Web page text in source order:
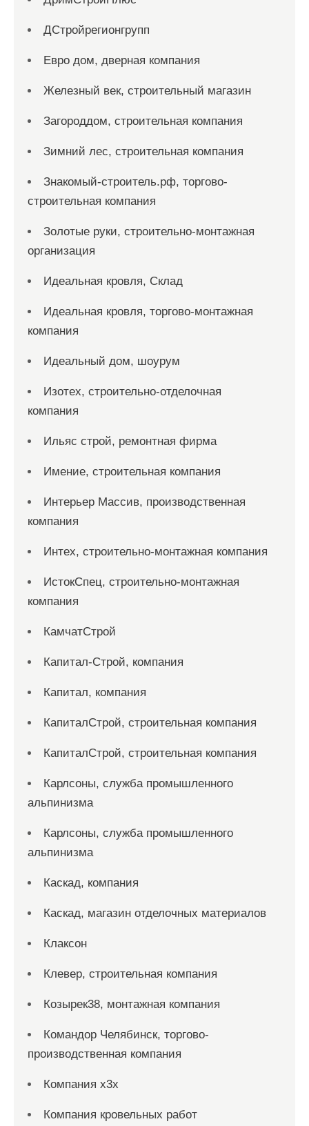
ДСтройрегионгрупп
Евро дом, дверная компания
Железный век, строительный магазин
Загороддом, строительная компания
Зимний лес, строительная компания
Знакомый-строитель.рф, торгово-
строительная компания
Золотые руки, строительно-монтажная
организация
Идеальная кровля, Склад
Идеальная кровля, торгово-монтажная
компания
Идеальный дом, шоурум
Изотех, строительно-отделочная
компания
Ильяс строй, ремонтная фирма
Имение, строительная компания
Интерьер Массив, производственная
компания
Интех, строительно-монтажная компания
ИстокСпец, строительно-монтажная
компания
КамчатСтрой
Капитал-Строй, компания
Капитал, компания
КапиталСтрой, строительная компания
КапиталСтрой, строительная компания
Карлсоны, служба промышленного
альпинизма
Карлсоны, служба промышленного
альпинизма
Каскад, компания
Каскад, магазин отделочных материалов
Клаксон
Клевер, строительная компания
Козырек38, монтажная компания
Командор Челябинск, торгово-
производственная компания
Компания x3x
Компания кровельных работ